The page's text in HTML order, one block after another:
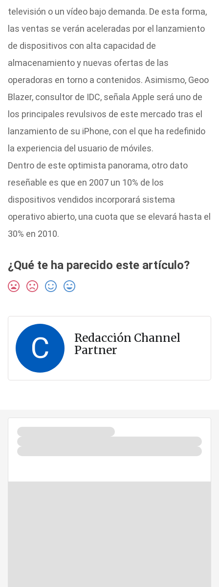
televisión o un vídeo bajo demanda. De esta forma,
las ventas se verán aceleradas por el lanzamiento
de dispositivos con alta capacidad de
almacenamiento y nuevas ofertas de las
operadoras en torno a contenidos. Asimismo, Geoo
Blazer, consultor de IDC, señala Apple será uno de
los principales revulsivos de este mercado tras el
lanzamiento de su iPhone, con el que ha redefinido
la experiencia del usuario de móviles.
Dentro de este optimista panorama, otro dato
reseñable es que en 2007 un 10% de los
dispositivos vendidos incorporará sistema
operativo abierto, una cuota que se elevará hasta el
30% en 2010.
¿Qué te ha parecido este artículo?
C
Redacción Channel
Partner